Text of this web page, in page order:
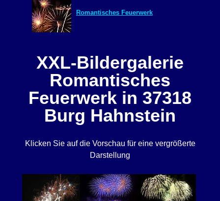
Romantisches Feuerwerk
XXL-Bildergalerie
Romantisches
Feuerwerk in 37318
Burg Hahnstein
Klicken Sie auf die Vorschau für eine vergrößerte
Darstellung